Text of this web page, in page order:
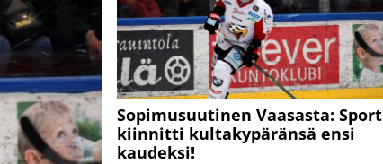
Sopimusuutinen Vaasasta: Sport
kiinnitti kultakypäränsä ensi
kaudeksi!